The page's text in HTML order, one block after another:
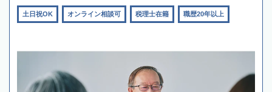
土日祝OK オンライン相談可 税理士在籍 職歴20年以上